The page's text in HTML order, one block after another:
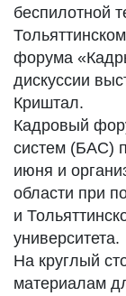
беспилотной
форума
дискуссии
Криштал.
Кадровый
систем (БАС)
июня и
области при
и
университета.
На круглый
материалам